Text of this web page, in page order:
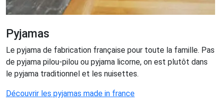
Pyjamas
Le pyjama de fabrication française pour toute la famille. Pas
de pyjama pilou-pilou ou pyjama licorne, on est plutôt dans
le pyjama traditionnel et les nuisettes.
Découvrir les pyjamas made in france